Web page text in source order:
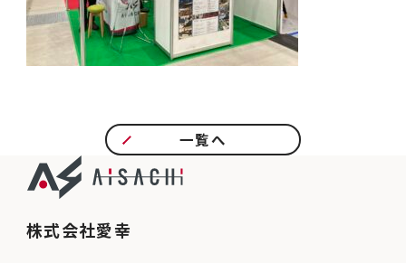
一覧へ
株式会社愛幸